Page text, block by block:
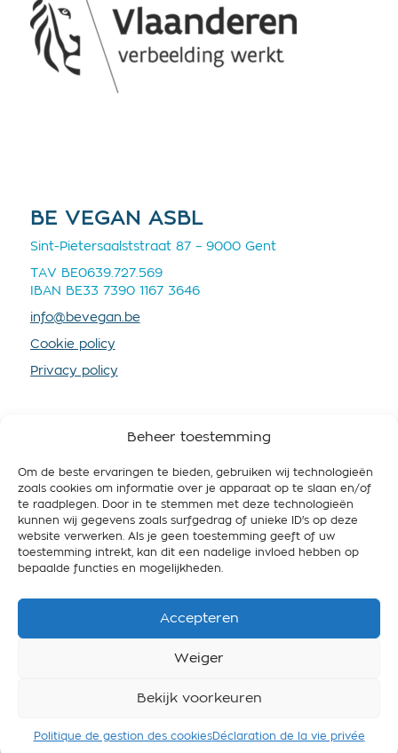
Beheer toestemming
Om de beste ervaringen te bieden, gebruiken wij technologieën
zoals cookies om informatie over je apparaat op te slaan en/of
te raadplegen. Door in te stemmen met deze technologieën
kunnen wij gegevens zoals surfgedrag of unieke ID's op deze
website verwerken. Als je geen toestemming geeft of uw
toestemming intrekt, kan dit een nadelige invloed hebben op
bepaalde functies en mogelijkheden.
Accepteren
Weiger
Bekijk voorkeuren
Politique de gestion des cookiesDéclaration de la vie privée
BE VEGAN ASBL
Sint-Pietersaalststraat 87 – 9000 Gent
TAV BE0639.727.569
IBAN BE33 7390 1167 3646
info@bevegan.be
Cookie policy
Privacy policy
SOUTENEZ-NOUS
En devenant membre vous nous fournissez plus de
ressources, afin que nous puissions mieux
promouvoir le véganisme et travailler pour une
Belgique respectueuse de l’animal, des gens et de
© 2026 BE Vegan vzw asbl - All rights reserved